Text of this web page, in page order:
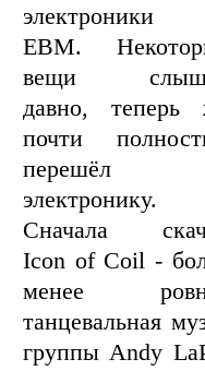
EBM.
вещи
давно, теперь
почти
перешёл
электронику.
Сначала
Icon of Coil -
менее
танцевальная
группы Andy